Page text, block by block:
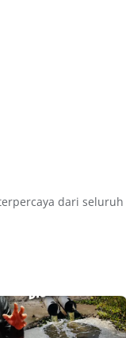
dari seluruh